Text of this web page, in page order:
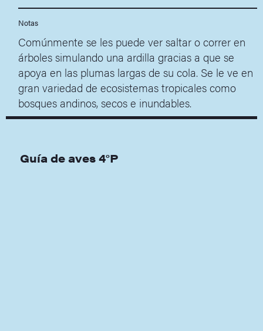
Notas
Comúnmente se les puede ver saltar o correr en
árboles simulando una ardilla gracias a que se
apoya en las plumas largas de su cola. Se le ve en
gran variedad de ecosistemas tropicales como
bosques andinos, secos e inundables.
Guía de aves 4°P